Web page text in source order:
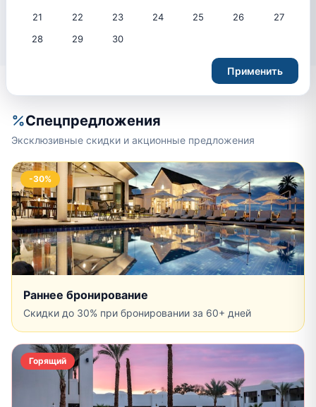
Спецпредложения
Эксклюзивные скидки и акционные предложения
-30%
Раннее бронирование
Скидки до 30% при бронировании за 60+ дней
Горящий
21
22 23 24 25 26
27
28
29 30
Применить